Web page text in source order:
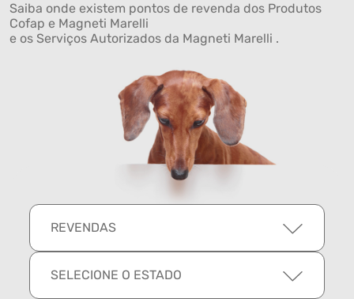
Saiba onde existem pontos de revenda dos Produtos
Cofap e Magneti Marelli
e os Serviços Autorizados da Magneti Marelli .
REVENDAS
SELECIONE O ESTADO